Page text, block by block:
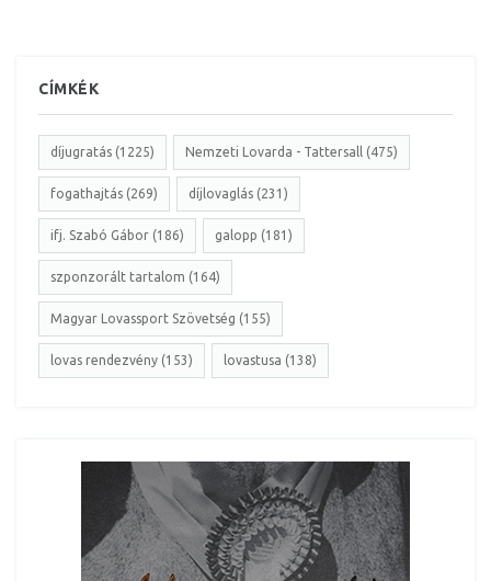
CÍMKÉK
díjugratás (1225) Nemzeti Lovarda - Tattersall (475)
fogathajtás (269) díjlovaglás (231)
ifj. Szabó Gábor (186) galopp (181)
szponzorált tartalom (164)
Magyar Lovassport Szövetség (155)
lovas rendezvény (153) lovastusa (138)